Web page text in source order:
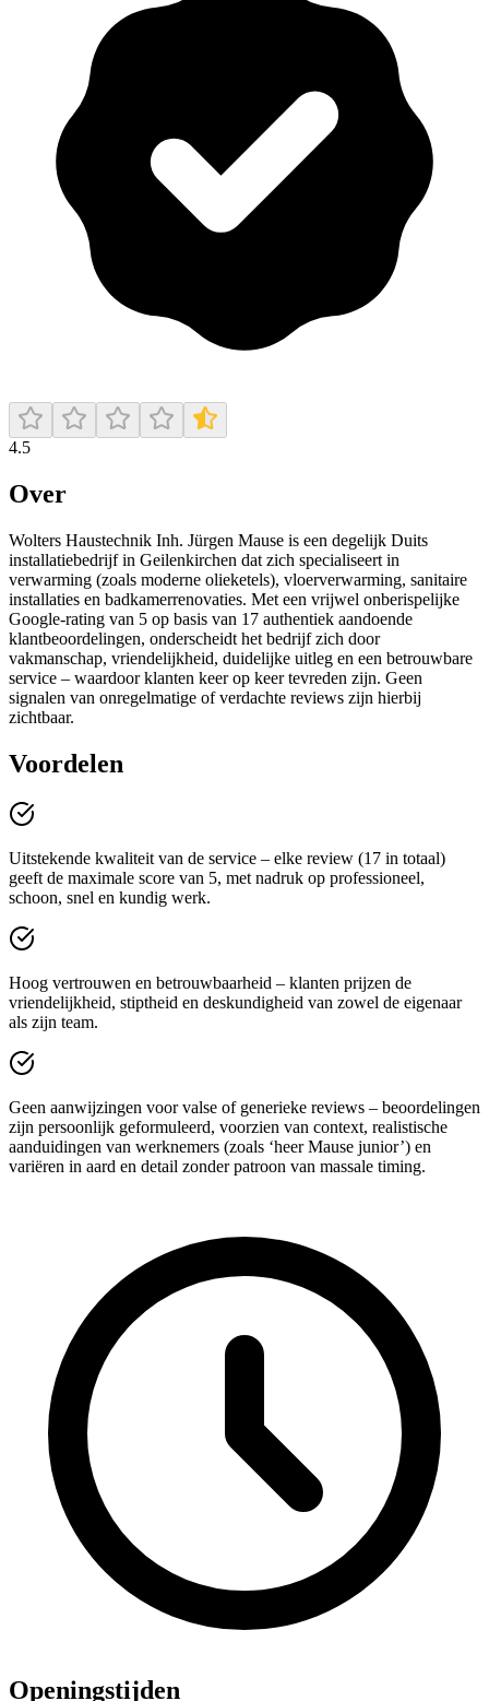
4.5
Over
Wolters Haustechnik Inh. Jürgen Mause is een degelijk Duits
installatiebedrijf in Geilenkirchen dat zich specialiseert in
verwarming (zoals moderne olieketels), vloerverwarming, sanitaire
installaties en badkamerrenovaties. Met een vrijwel onberispelijke
Google-rating van 5 op basis van 17 authentiek aandoende
klantbeoordelingen, onderscheidt het bedrijf zich door
vakmanschap, vriendelijkheid, duidelijke uitleg en een betrouwbare
service – waardoor klanten keer op keer tevreden zijn. Geen
signalen van onregelmatige of verdachte reviews zijn hierbij
zichtbaar.
Voordelen
Uitstekende kwaliteit van de service – elke review (17 in totaal)
geeft de maximale score van 5, met nadruk op professioneel,
schoon, snel en kundig werk.
Hoog vertrouwen en betrouwbaarheid – klanten prijzen de
vriendelijkheid, stiptheid en deskundigheid van zowel de eigenaar
als zijn team.
Geen aanwijzingen voor valse of generieke reviews – beoordelingen
zijn persoonlijk geformuleerd, voorzien van context, realistische
aanduidingen van werknemers (zoals ‘heer Mause junior’) en
variëren in aard en detail zonder patroon van massale timing.
Openingstijden